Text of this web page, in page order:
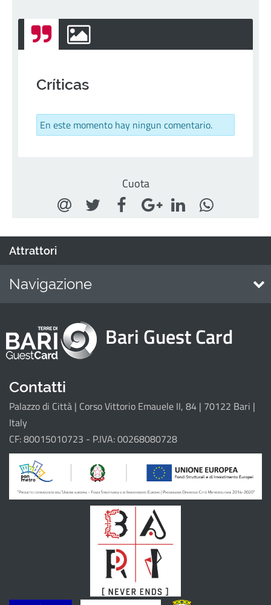
Críticas
En este momento hay ningun comentario.
Cuota
Attrattori
Navigazione
Attrattori
Eventi
Itinerari
Il progetto
Bari Guest Card
Contatti
Palazzo di Città | Corso Vittorio Emauele II, 84 | 70122 Bari |
Italy
CF: 80015010723 - P.IVA: 00268080728